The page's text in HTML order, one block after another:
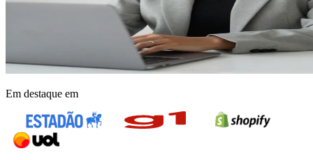
Em destaque em